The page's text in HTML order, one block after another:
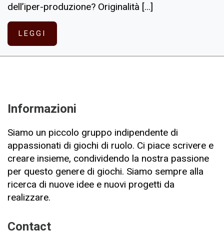
dell’iper-produzione? Originalità […]
LEGGI
Informazioni
Siamo un piccolo gruppo indipendente di
appassionati di giochi di ruolo. Ci piace scrivere e
creare insieme, condividendo la nostra passione
per questo genere di giochi. Siamo sempre alla
ricerca di nuove idee e nuovi progetti da
realizzare.
Contact